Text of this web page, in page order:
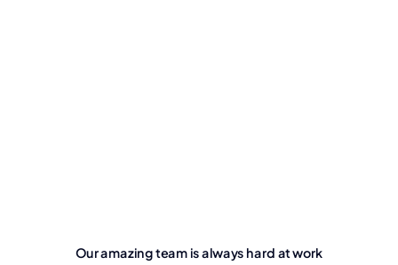
Our amazing team is always hard at work